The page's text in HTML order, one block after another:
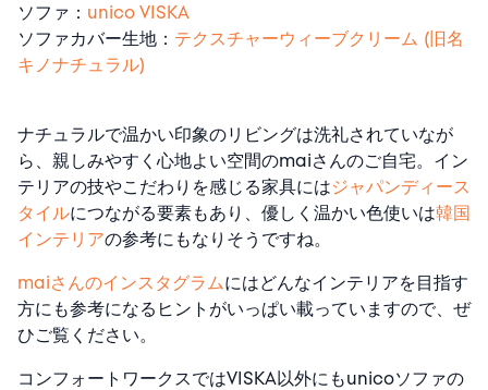
ソファ： unico VISKA
ソファカバー生地： テクスチャーウィーブクリーム (旧名
キノナチュラル)
ナチュラルで温かい印象のリビングは洗礼されていなが
ら、親しみやすく心地よい空間のmaiさんのご自宅。イン
テリアの技やこだわりを感じる家具にはジャパンディース
タイルにつながる要素もあり、優しく温かい色使いは韓国
インテリアの参考にもなりそうですね。
maiさんのインスタグラムにはどんなインテリアを目指す
方にも参考になるヒントがいっぱい載っていますので、ぜ
ひご覧ください。
コンフォートワークスではVISKA以外にもunicoソファの